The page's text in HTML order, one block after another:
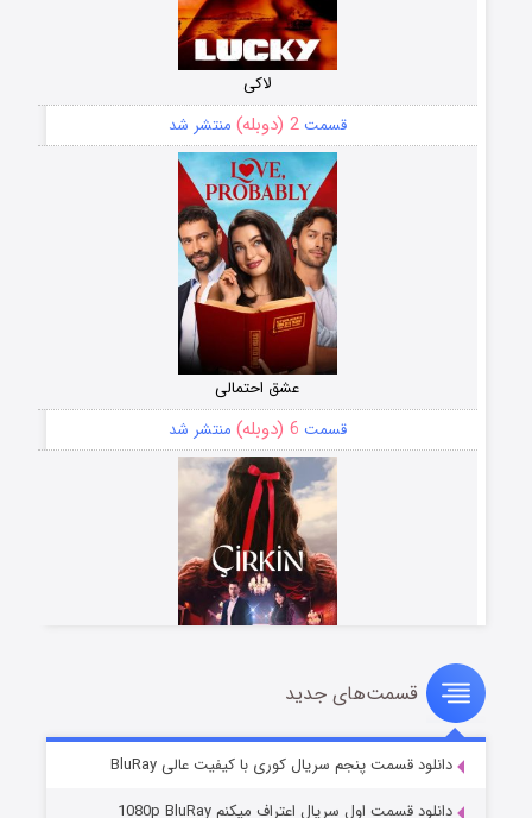
لاکی
قسمت2 (دوبله) منتشر شد
عشق احتمالی
قسمت 6 (دوبله) منتشر شد
سریال زشت
قسمت5 (زیرنویس) منتشر شد
قسمت‌های جدید
دانلود قسمت پنجم سریال کوری با کیفیت عالی BluRay
دانلود قسمت اول سریال اعتراف میکنم 1080p BluRay